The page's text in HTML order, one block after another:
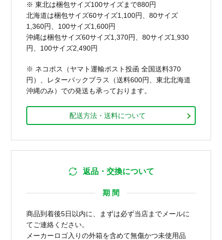
※ 東北は梱包サイズ100サイズまで880円
北海道は梱包サイズ60サイズ1,100円、80サイズ
1,360円、100サイズ1,600円
沖縄は梱包サイズ60サイズ1,370円、80サイズ1,930
円、100サイズ2,490円
※ ネコポス（ヤマト運輸ポスト投函 全国送料370
円）、レターパックプラス（送料600円、東北北海道
沖縄のみ）での発送も承っております。
配送方法・送料について
返品・交換について
期 間
商品到着後5日以内に、まずは必ず当店までメールに
てご連絡ください。
メーカーロゴ入りの外箱を含めて無傷かつ未使用品